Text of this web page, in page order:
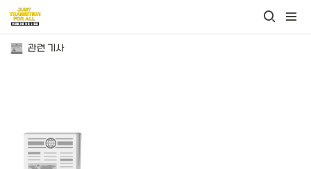
관련 기사
📰